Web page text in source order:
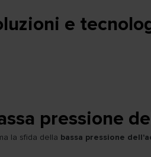
e
pressione
la sfida della bassa pressione